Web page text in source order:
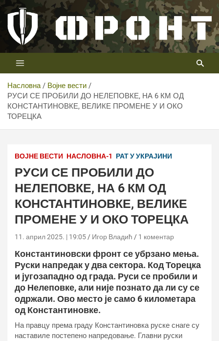
Скип
цонтент
Телевизија ФРОНТ
Први војни канал у Србији
Насловна
Војне вести
РУСИ СЕ ПРОБИЛИ ДО НЕЛЕПОВКЕ, НА 6 КМ ОД
КОНСТАНТИНОВКЕ, ВЕЛИКЕ ПРОМЕНЕ У И ОКО
ТОРЕЦКА
ВОЈНЕ ВЕСТИ НАСЛОВНА-1 РАТ У УКРАЈИНИ
РУСИ СЕ ПРОБИЛИ ДО
НЕЛЕПОВКЕ, НА 6 КМ ОД
КОНСТАНТИНОВКЕ, ВЕЛИКЕ
ПРОМЕНЕ У И ОКО ТОРЕЦКА
11. април 2025. | 19:05 Игор Владић 1 коментар
Константиновски фронт се убрзано мења.
Руски напредак у два сектора. Код Торецка
и југозападно од града. Руси се пробили и
до Нелеповке, али није познато да ли су се
одржали. Ово место је само 6 километара
од Константиновке.
На правцу према граду Константиновка руске снаге су
наставиле постепено напредовање. Главни руски